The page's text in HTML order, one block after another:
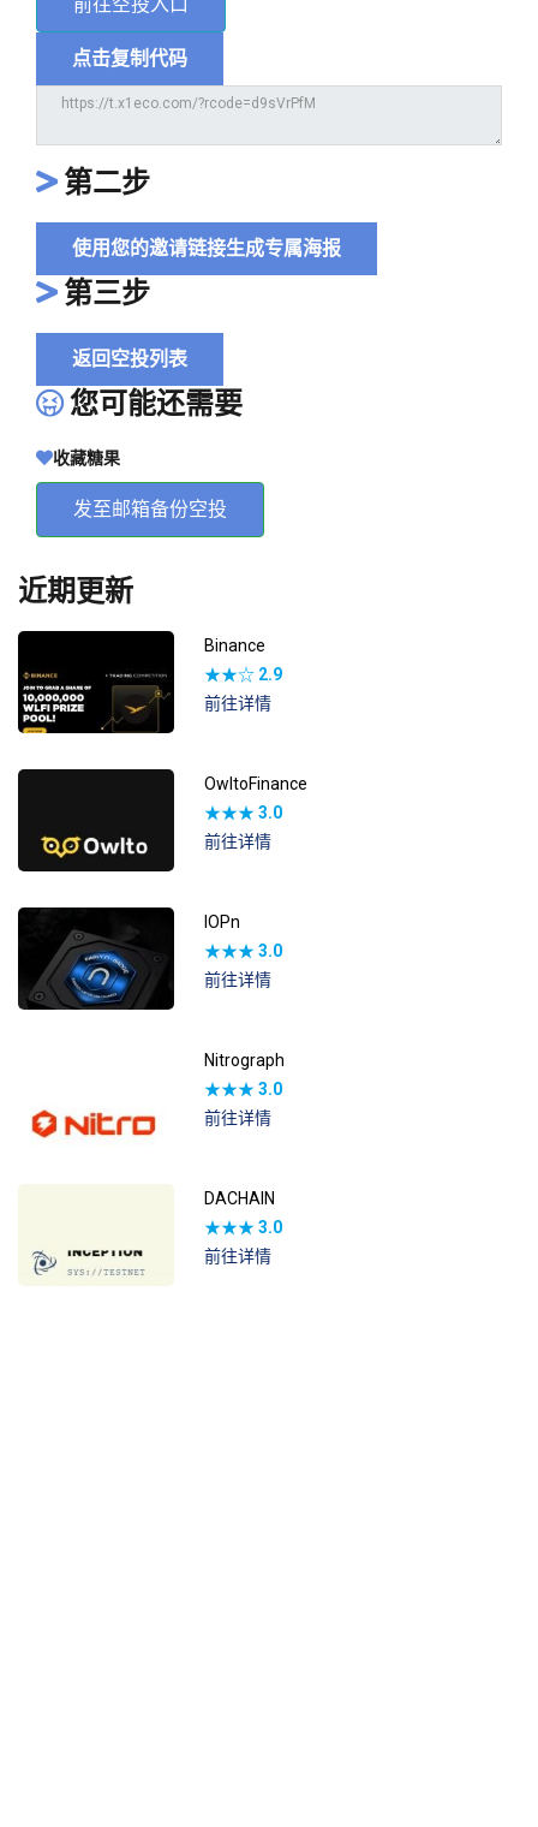
点击复制代码
第二步
使用您的邀请链接生成专属海报
第三步
返回空投列表
您可能还需要
收藏糖果
发至邮箱备份空投
近期更新
Binance
★★☆ 2.9
前往详情
OwltoFinance
★★★3.0
前往详情
IOPn
★★★3.0
前往详情
Nitrograph
★★★3.0
前往详情
DACHAIN
★★★3.0
前往详情